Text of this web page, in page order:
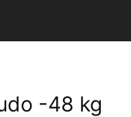
-48 kg